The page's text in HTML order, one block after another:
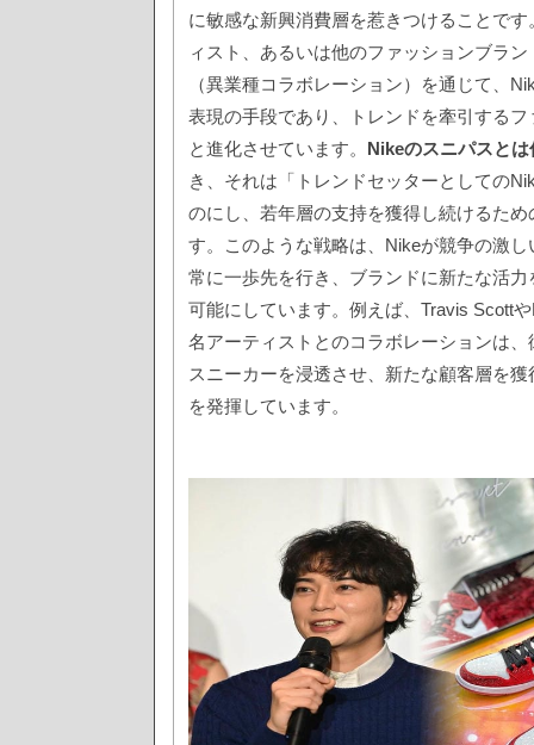
に敏感な新興消費層を惹きつけることで
ィスト、あるいは他のファッションブラ
（異業種コラボレーション）を通じて、
表現の手段であり、トレンドを牽引する
と進化させています。 Nikeのスニパスと
き、それは「トレンドセッターとしての
のにし、若年層の支持を獲得し続けるた
す。このような戦略は、Nikeが競争の激
常に一歩先を行き、ブランドに新たな活
可能にしています。例えば、Travis Scott
名アーティストとのコラボレーションは
スニーカーを浸透させ、新たな顧客層を
を発揮しています。